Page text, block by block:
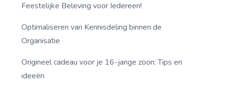
Feestelijke Beleving voor Iedereen!
Optimaliseren van Kennisdeling binnen de
Organisatie
Origineel cadeau voor je 16-jarige zoon: Tips en
ideeën